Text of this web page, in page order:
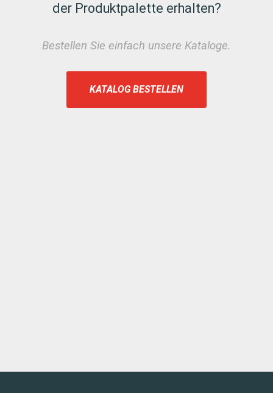
der Produktpalette erhalten?
Bestellen Sie einfach unsere Kataloge.
KATALOG BESTELLEN